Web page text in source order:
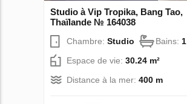
Studio à Vip Tropika, Bang Tao,
Thaïlande № 164038
Chambre: Studio Bains: 1
Espace de vie: 30.24 m²
Distance à la mer: 400 m